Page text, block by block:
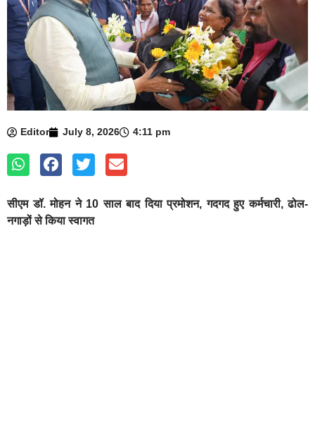
Editor July 8, 2026 4:11 pm
सीएम डॉ. मोहन ने 10 साल बाद दिया प्रमोशन, गदगद हुए कर्मचारी, ढोल-
नगाड़ों से किया स्वागत